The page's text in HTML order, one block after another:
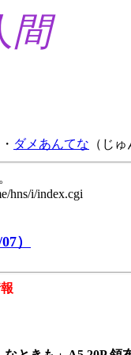
間
ダメあんてな （じ
hns/i/index.cgi
）